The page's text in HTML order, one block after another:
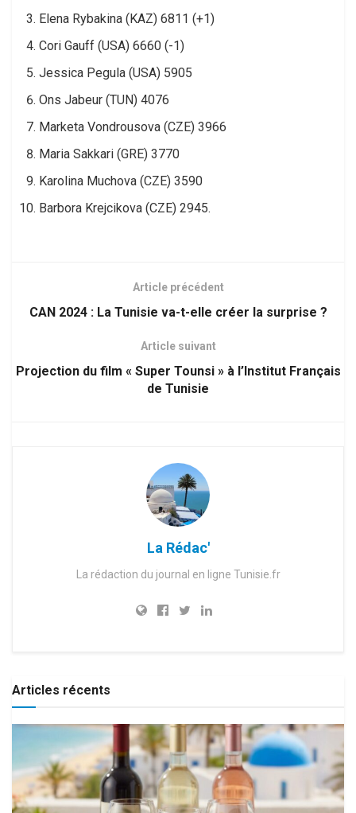
Elena Rybakina (KAZ) 6811 (+1)
Cori Gauff (USA) 6660 (-1)
Jessica Pegula (USA) 5905
Ons Jabeur (TUN) 4076
Marketa Vondrousova (CZE) 3966
Maria Sakkari (GRE) 3770
Karolina Muchova (CZE) 3590
Barbora Krejcikova (CZE) 2945.
Article précédent
CAN 2024 : La Tunisie va-t-elle créer la surprise ?
Article suivant
Projection du film « Super Tounsi » à l’Institut Français
de Tunisie
La Rédac'
La rédaction du journal en ligne Tunisie.fr
Articles récents